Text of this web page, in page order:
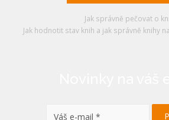
Jak správně pečovat o
Jak hodnotit stav knih a jak správně knihy